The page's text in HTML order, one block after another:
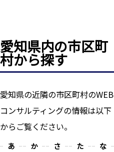
愛知県内の市区町
村から探す
愛知県の近隣の市区町村のWEB
コンサルティングの情報は以下
からご覧ください。
あ
か
さ
た
な